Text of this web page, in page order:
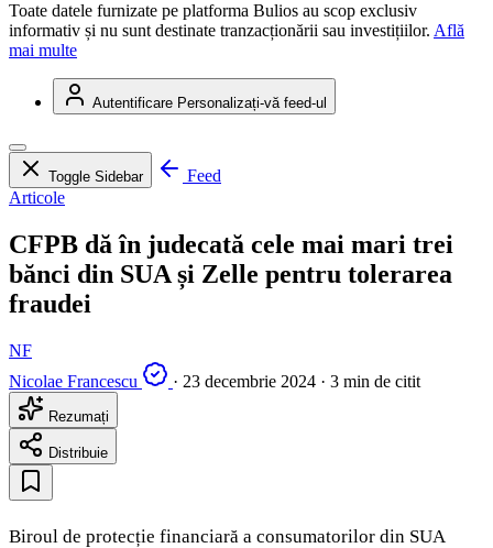
Toate datele furnizate pe platforma Bulios au scop exclusiv
informativ și nu sunt destinate tranzacționării sau investițiilor. Află
mai multe
Autentificare Personalizați-vă feed-ul
Toggle Sidebar
Feed
Articole
CFPB dă în judecată cele mai mari trei
bănci din SUA și Zelle pentru tolerarea
fraudei
NF
Nicolae Francescu
· 23 decembrie 2024 · 3 min de citit
Rezumați
Distribuie
Biroul de protecție financiară a consumatorilor din SUA